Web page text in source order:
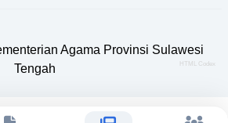
Agama Provinsi Sulawesi
Tengah
HTML Codex